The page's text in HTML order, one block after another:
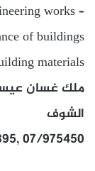
works –
of buildings
materials
ملك غسان
الشوف
07/975450